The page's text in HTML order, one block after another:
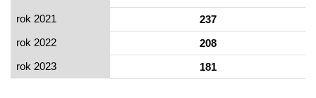
rok 2021
237
rok 2022
208
rok 2023
181